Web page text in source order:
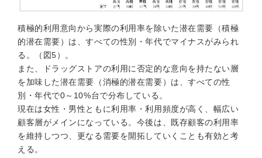
積極的利用意向から実際の利用率を除いた潜在需要（積極
的潜在需要）は、すべての性別・年代でマイナスがみられ
る。（図5）。
また、ドラッグストアの利用に否定的な意向を持たない層
を加味した潜在需要（消極的潜在需要）は、すべての性
別・年代で0～10%台で分布している。
現在は女性・男性ともに利用率・利用頻度が高く、幅広い
顧客層がメインになっている。今後は、既存顧客の利用率
を維持しつつ、更なる需要を開拓していくことも有効と考
える。